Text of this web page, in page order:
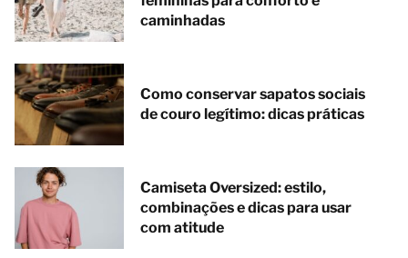
caminhadas
Como conservar sapatos sociais
de couro legítimo: dicas práticas
Camiseta Oversized: estilo,
combinações e dicas para usar
com atitude